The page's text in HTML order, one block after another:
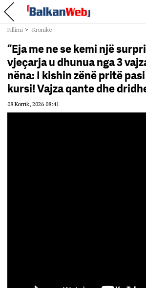
Fillimi > -Kronikë
“Eja me ne se kemi një
vjeçarja u dhunua nga 3
nëna: I kishin zënë pritë
kursi! Vajza qante dhe
08 Korrik, 2026 08:41